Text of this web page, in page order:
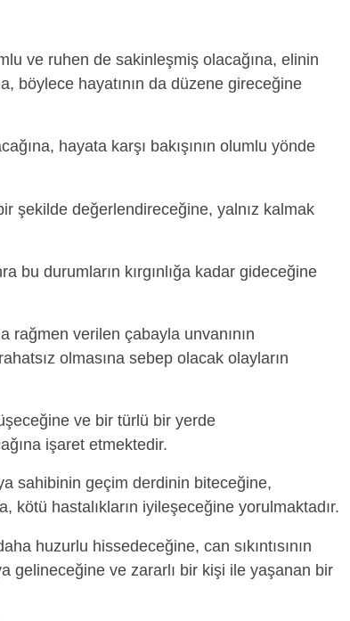
ve ruhen de sakinleşmiş olacağına, elinin
böylece hayatının da düzene gireceğine
hayata karşı bakışının olumlu yönde
şekilde değerlendireceğine, yalnız kalmak
bu durumların kırgınlığa kadar gideceğine
rağmen verilen çabayla unvanının
olmasına sebep olacak olayların
ve bir türlü bir yerde
işaret etmektedir.
sahibinin geçim derdinin biteceğine,
kötü hastalıkların iyileşeceğine yorulmaktadır.
huzurlu hissedeceğine, can sıkıntısının
gelineceğine ve zararlı bir kişi ile yaşanan bir